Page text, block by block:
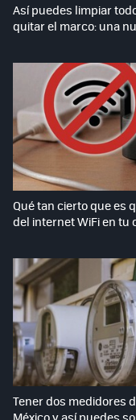
Así puedes limpiar
quitar el marco: una
Qué tan cierto que es
del internet WiFi en tu
Tener dos medidores
México y así puedes